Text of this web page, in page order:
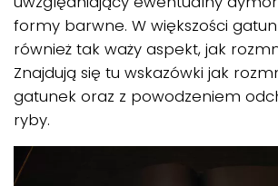
formy barwne. W większości
również tak waży aspekt, jak
Znajdują się tu wskazówki jak
gatunek oraz z powodzeniem
ryby.